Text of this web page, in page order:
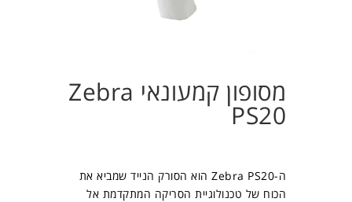
מסופון קמעונאי Zebra
PS20
ה-Zebra PS20 הוא הסורק הנייד שמביא את
הכוח של טכנולוגיית הסריקה המתקדמת אל